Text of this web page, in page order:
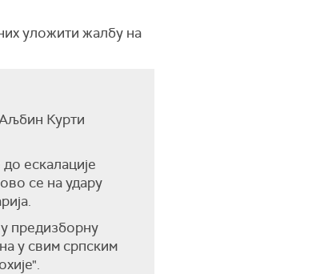
уложити жалбу на
Курти
ескалације
се на удару
предизборну
у свим српским